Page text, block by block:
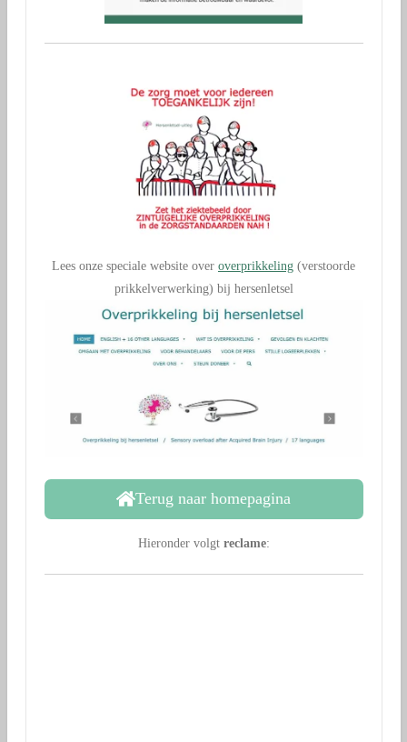
Lees onze speciale website over overprikkeling (verstoorde
prikkelverwerking) bij hersenletsel
Terug naar homepagina
Hieronder volgtreclame: